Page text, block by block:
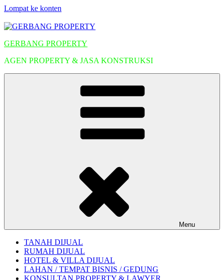
Lompat ke konten
GERBANG PROPERTY
AGEN PROPERTY & JASA KONSTRUKSI
Menu
TANAH DIJUAL
RUMAH DIJUAL
HOTEL & VILLA DIJUAL
LAHAN / TEMPAT BISNIS / GEDUNG
KONSULTAN PROPERTY & LAWYER